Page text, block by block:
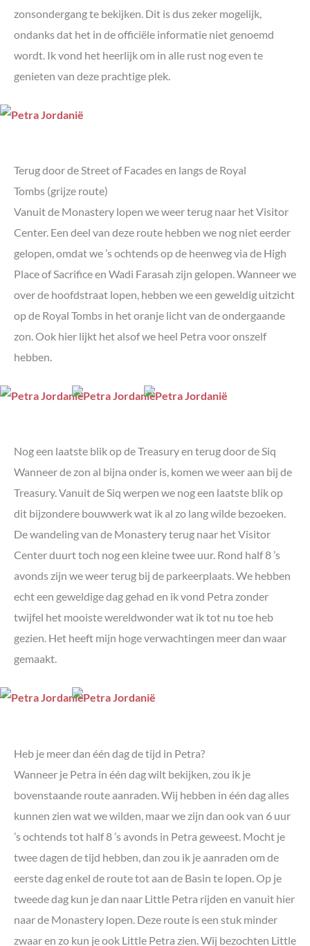
zonsondergang te bekijken. Dit is dus zeker mogelijk,
ondanks dat het in de officiële informatie niet genoemd
wordt. Ik vond het heerlijk om in alle rust nog even te
genieten van deze prachtige plek.
Terug door de Street of Facades en langs de Royal
Tombs (grijze route)
Vanuit de Monastery lopen we weer terug naar het Visitor
Center. Een deel van deze route hebben we nog niet eerder
gelopen, omdat we ’s ochtends op de heenweg via de High
Place of Sacrifice en Wadi Farasah zijn gelopen. Wanneer we
over de hoofdstraat lopen, hebben we een geweldig uitzicht
op de Royal Tombs in het oranje licht van de ondergaande
zon. Ook hier lijkt het alsof we heel Petra voor onszelf
hebben.
Nog een laatste blik op de Treasury en terug door de Siq
Wanneer de zon al bijna onder is, komen we weer aan bij de
Treasury. Vanuit de Siq werpen we nog een laatste blik op
dit bijzondere bouwwerk wat ik al zo lang wilde bezoeken.
De wandeling van de Monastery terug naar het Visitor
Center duurt toch nog een kleine twee uur. Rond half 8 ’s
avonds zijn we weer terug bij de parkeerplaats. We hebben
echt een geweldige dag gehad en ik vond Petra zonder
twijfel het mooiste wereldwonder wat ik tot nu toe heb
gezien. Het heeft mijn hoge verwachtingen meer dan waar
gemaakt.
Heb je meer dan één dag de tijd in Petra?
Wanneer je Petra in één dag wilt bekijken, zou ik je
bovenstaande route aanraden. Wij hebben in één dag alles
kunnen zien wat we wilden, maar we zijn dan ook van 6 uur
’s ochtends tot half 8 ’s avonds in Petra geweest. Mocht je
twee dagen de tijd hebben, dan zou ik je aanraden om de
eerste dag enkel de route tot aan de Basin te lopen. Op je
tweede dag kun je dan naar Little Petra rijden en vanuit hier
naar de Monastery lopen. Deze route is een stuk minder
zwaar en zo kun je ook Little Petra zien. Wij bezochten Little